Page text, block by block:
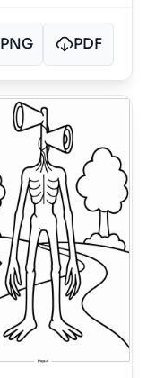
PNG PDF